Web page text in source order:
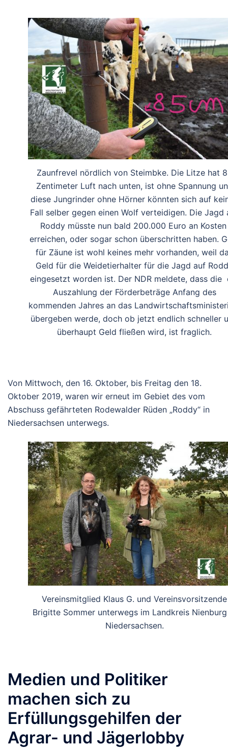
Zaunfrevel nördlich von Steimbke. Die Litze hat
Zentimeter Luft nach unten, ist ohne Spannung
diese Jungrinder ohne Hörner könnten sich auf
Fall selber gegen einen Wolf verteidigen. Die Jagd
Roddy müsste nun bald 200.000 Euro an
erreichen, oder sogar schon überschritten haben.
für Zäune ist wohl keines mehr vorhanden, weil
Geld für die Weidetierhalter für die Jagd auf
eingesetzt worden ist. Der NDR meldete, dass die
Auszahlung der Förderbeträge Anfang des
kommenden Jahres an das
übergeben werde, doch ob jetzt endlich schneller
überhaupt Geld fließen wird, ist fraglich.
Von Mittwoch, den 16. Oktober, bis Freitag den 18.
Oktober 2019, waren wir erneut im Gebiet des vom
Abschuss gefährteten Rodewalder Rüden „Roddy“ in
Niedersachsen unterwegs.
Vereinsmitglied Klaus G. und Vereinsvorsitzende
Brigitte Sommer unterwegs im Landkreis
Niedersachsen.
Medien und Politiker
machen sich zu
Erfüllungsgehilfen der
Agrar- und Jägerlobby